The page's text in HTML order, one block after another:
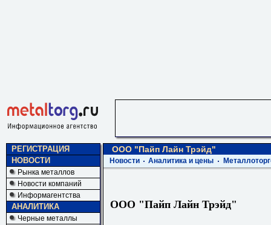
РЕГИСТРАЦИЯ
НОВОСТИ
Рынка металлов
Новости компаний
Информагентства
АНАЛИТИКА
Черные металлы
ООО "Пайп Лайн Трэйд"
Новости Аналитика и цены
ООО "Пайп Лайн Трэйд"